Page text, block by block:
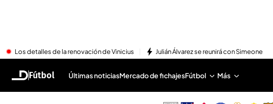
Los detalles de la renovación de Vinicius Julián Álvarez se reunirá con Simeone
Fútbol Últimas noticiasMercado de fichajesFútbol Más